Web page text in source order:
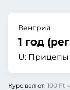
Венгрия
1 год
U: Прицепы
Курс валют: 100 Ft